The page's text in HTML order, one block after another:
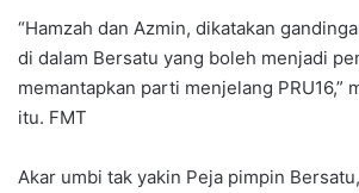
“Hamzah dan Azmin, dikatakan
di dalam Bersatu yang boleh menjadi
memantapkan parti menjelang PRU16,”
itu. FMT
Akar umbi tak yakin Peja pimpin